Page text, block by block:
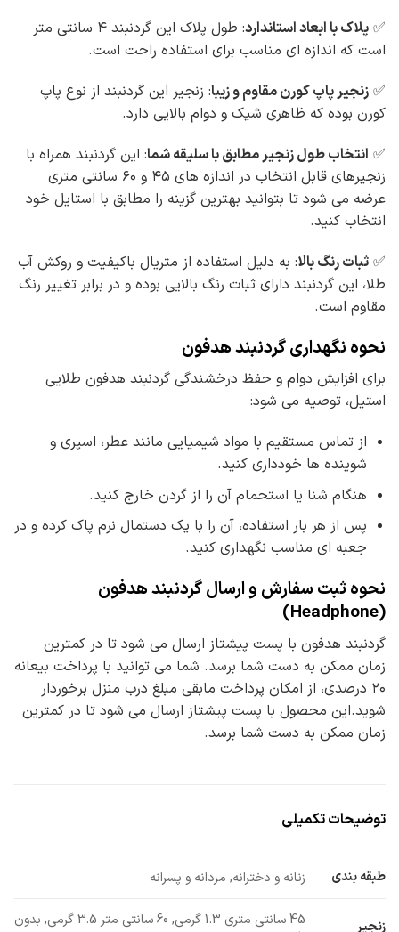
✅ پلاک با ابعاد استاندارد
: طول پلاک این گردنبند ۴ سانتی متر
است که اندازه ای مناسب برای استفاده راحت است.
✅ زنجیر پاپ کورن مقاوم و زیبا: زنجیر این گردنبند از نوع پاپ
کورن بوده که ظاهری شیک و دوام بالایی دارد.
✅ انتخاب طول زنجیر مطابق با سلیقه شما: این گردنبند همراه با
زنجیرهای قابل انتخاب در اندازه های ۴۵ و ۶۰ سانتی متری
عرضه می شود تا بتوانید بهترین گزینه را مطابق با استایل خود
انتخاب کنید.
✅ ثبات رنگ بالا: به دلیل استفاده از متریال باکیفیت و روکش آب
طلا، این گردنبند دارای ثبات رنگ بالایی بوده و در برابر تغییر رنگ
مقاوم است.
نحوه نگهداری گردنبند هدفون
برای افزایش دوام و حفظ درخشندگی گردنبند هدفون طلایی
استیل، توصیه می شود:
از تماس مستقیم با مواد شیمیایی مانند عطر، اسپری و
شوینده ها خودداری کنید.
هنگام شنا یا استحمام آن را از گردن خارج کنید.
پس از هر بار استفاده، آن را با یک دستمال نرم پاک کرده و در
جعبه ای مناسب نگهداری کنید.
نحوه ثبت سفارش و ارسال گردنبند هدفون
(Headphone)
گردنبند هدفون با پست پیشتاز ارسال می شود تا در کمترین
زمان ممکن به دست شما برسد. شما می توانید با پرداخت بیعانه
۲۰ درصدی، از امکان پرداخت مابقی مبلغ درب منزل برخوردار
شوید.این محصول با پست پیشتاز ارسال می شود تا در کمترین
زمان ممکن به دست شما برسد.
توضیحات تکمیلی
طبقه بندی زنانه و دخترانه, مردانه و پسرانه
زنجیر
45 سانتی متری 1.3 گرمی, 60 سانتی متر 3.5 گرمی, بدون